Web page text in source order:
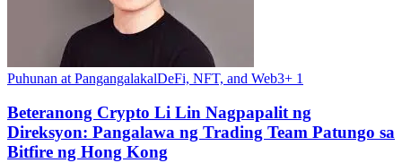
Puhunan at PangangalakalDeFi, NFT, and Web3+ 1
Beteranong Crypto Li Lin Nagpapalit ng
Direksyon: Pangalawa ng Trading Team Patungo sa
Bitfire ng Hong Kong